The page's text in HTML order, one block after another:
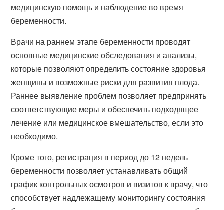
медицинскую помощь и наблюдение во время
беременности.
Врачи на раннем этапе беременности проводят
основные медицинские обследования и анализы,
которые позволяют определить состояние здоровья
женщины и возможные риски для развития плода.
Раннее выявление проблем позволяет предпринять
соответствующие меры и обеспечить подходящее
лечение или медицинское вмешательство, если это
необходимо.
Кроме того, регистрация в период до 12 недель
беременности позволяет устанавливать общий
график контрольных осмотров и визитов к врачу, что
способствует надлежащему мониторингу состояния